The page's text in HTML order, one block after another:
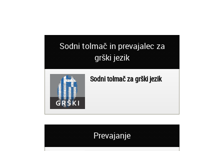
Sodni tolmač in prevajalec za
grški jezik
Sodni tolmač za grški jezik
Prevajanje